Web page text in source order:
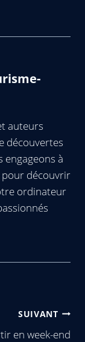
auteurs
découvertes
à
découvrir
ordinateur
SUIVANT
en week-end